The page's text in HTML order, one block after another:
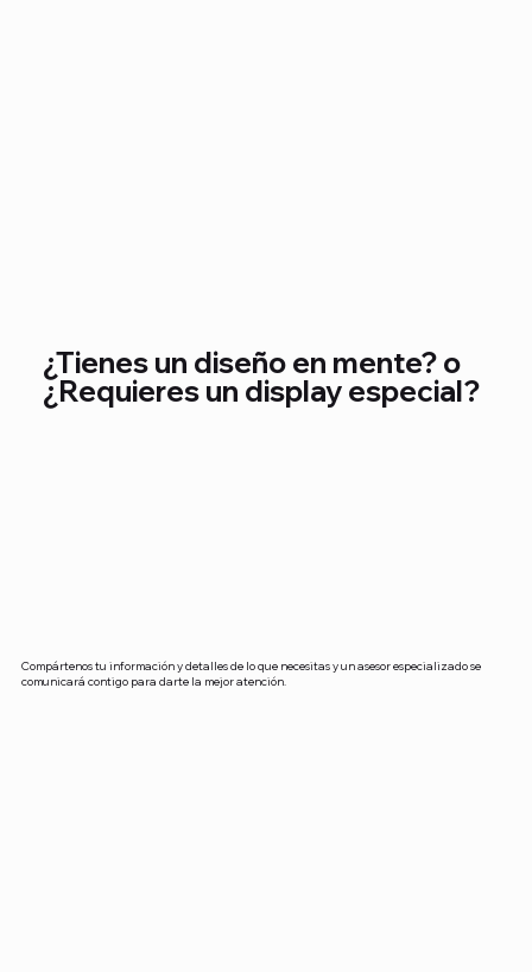
¿Tienes un diseño en mente? o
¿Requieres un display especial?
Compártenos tu información y detalles de lo que necesitas y un asesor especializado se
comunicará contigo para darte la mejor atención.